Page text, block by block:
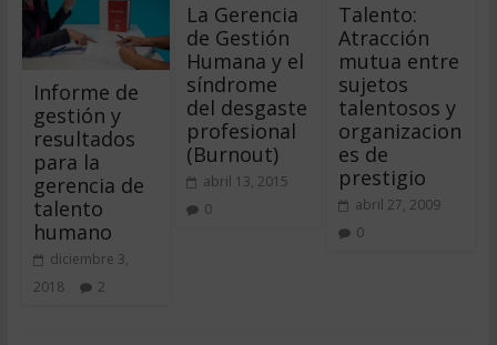
Informe de
gestión y
resultados
para la
gerencia de
talento
humano
diciembre 3,
2018
2
La Gerencia
de Gestión
Humana y el
síndrome
del desgaste
profesional
(Burnout)
abril 13, 2015
0
Talento:
Atracción
mutua entre
sujetos
talentosos y
organizacion
es de
prestigio
abril 27, 2009
0